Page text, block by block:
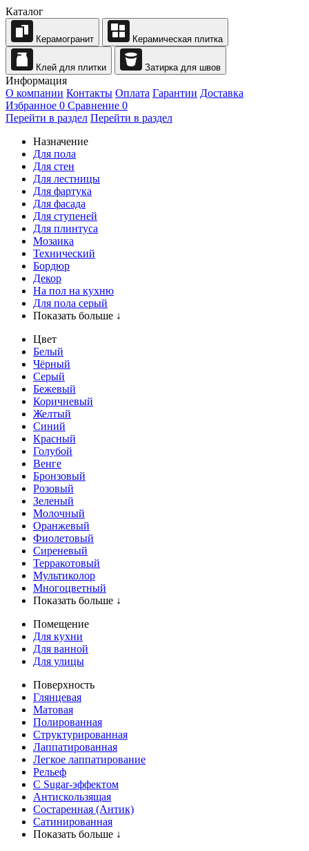
Каталог
Керамогранит Керамическая плитка
Клей для плитки Затирка для швов
Информация
О компании Контакты Оплата Гарантии Доставка
Избранное 0 Сравнение 0
Перейти в раздел Перейти в раздел
Назначение
Для пола
Для стен
Для лестницы
Для фартука
Для фасада
Для ступеней
Для плинтуса
Мозаика
Технический
Бордюр
Декор
На пол на кухню
Для пола серый
Показать больше ↓
Цвет
Белый
Чёрный
Серый
Бежевый
Коричневый
Желтый
Синий
Красный
Голубой
Венге
Бронзовый
Розовый
Зеленый
Молочный
Оранжевый
Фиолетовый
Сиреневый
Терракотовый
Мультиколор
Многоцветный
Показать больше ↓
Помещение
Для кухни
Для ванной
Для улицы
Поверхность
Глянцевая
Матовая
Полированная
Структурированная
Лаппатированная
Легкое лаппатирование
Рельеф
С Sugar-эффектом
Антискользящая
Состаренная (Антик)
Сатинированная
Показать больше ↓